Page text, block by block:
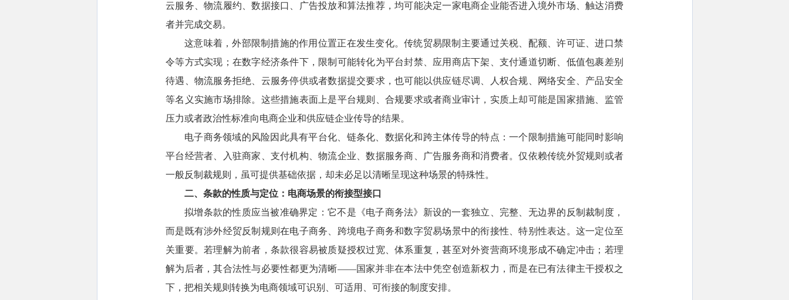
云服务、物流履约、数据接口、广告投放和算法推荐，均可能决定一家电商企业能否进入境外市场、触达消费
者并完成交易。
这意味着，外部限制措施的作用位置正在发生变化。传统贸易限制主要通过关税、配额、许可证、进口禁
令等方式实现；在数字经济条件下，限制可能转化为平台封禁、应用商店下架、支付通道切断、低值包裹差别
待遇、物流服务拒绝、云服务停供或者数据提交要求，也可能以供应链尽调、人权合规、网络安全、产品安全
等名义实施市场排除。这些措施表面上是平台规则、合规要求或者商业审计，实质上却可能是国家措施、监管
压力或者政治性标准向电商企业和供应链企业传导的结果。
电子商务领域的风险因此具有平台化、链条化、数据化和跨主体传导的特点：一个限制措施可能同时影响
平台经营者、入驻商家、支付机构、物流企业、数据服务商、广告服务商和消费者。仅依赖传统外贸规则或者
一般反制裁规则，虽可提供基础依据，却未必足以清晰呈现这种场景的特殊性。
二、条款的性质与定位：电商场景的衔接型接口
拟增条款的性质应当被准确界定：它不是《电子商务法》新设的一套独立、完整、无边界的反制裁制度，
而是既有涉外经贸反制规则在电子商务、跨境电子商务和数字贸易场景中的衔接性、特别性表达。这一定位至
关重要。若理解为前者，条款很容易被质疑授权过宽、体系重复，甚至对外资营商环境形成不确定冲击；若理
解为后者，其合法性与必要性都更为清晰——国家并非在本法中凭空创造新权力，而是在已有法律主干授权之
下，把相关规则转换为电商领域可识别、可适用、可衔接的制度安排。